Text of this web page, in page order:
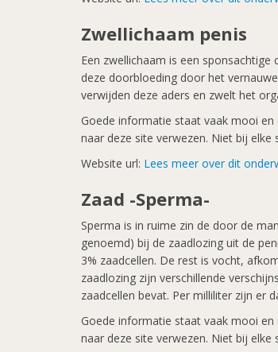
Zwellichaam penis
Een zwellichaam is een
deze doorbloeding door het
verwijden deze aders en zwelt het
Goede informatie staat vaak mooi
naar deze site verwezen. Niet bij
Website url: Lees meer over dit
Zaad -Sperma-
Sperma is in ruime zin de door de
genoemd) bij de zaadlozing uit de
3% zaadcellen. De rest is vocht,
zaadlozing zijn verschillende
zaadcellen bevat. Per milliliter zijn er
Goede informatie staat vaak mooi
naar deze site verwezen. Niet bij